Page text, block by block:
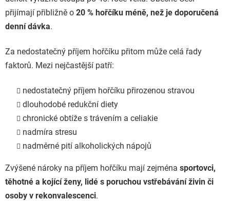
přijímají přibližně o 20 % hořčíku méně, než je doporučená
denní dávka.
Za nedostatečný příjem hořčíku přitom může celá řady
faktorů. Mezi nejčastější patří:
nedostatečný příjem hořčíku přirozenou stravou
dlouhodobé redukční diety
chronické obtíže s trávením a celiakie
nadmíra stresu
nadměrné pití alkoholických nápojů
Zvýšené nároky na příjem hořčíku mají zejména sportovci,
těhotné a kojící ženy, lidé s poruchou vstřebávání živin či
osoby v rekonvalescenci.